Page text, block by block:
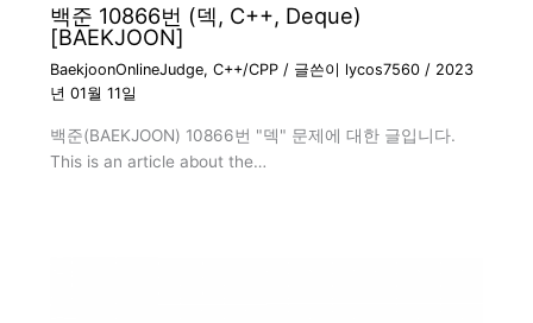
백준 10866번 (덱, C++, Deque)
[BAEKJOON]
BaekjoonOnlineJudge, C++/CPP/ 글쓴이 lycos7560 / 2023
년 01월 11일
백준(BAEKJOON) 10866번 "덱" 문제에 대한 글입니다.
This is an article about the…